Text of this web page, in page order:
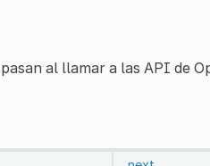
al llamar a las API de